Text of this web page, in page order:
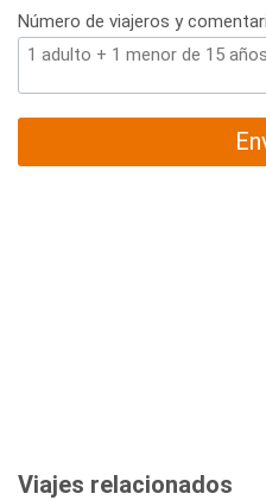
Número de viajeros y
Viajes relacionados